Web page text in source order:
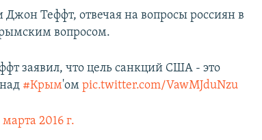
Теффт, отвечая на вопросы россиян в
вопросом.
заявил, что цель санкций США - это
#Крым'омpic.twitter.com/VawMJduNzu
марта 2016 г.